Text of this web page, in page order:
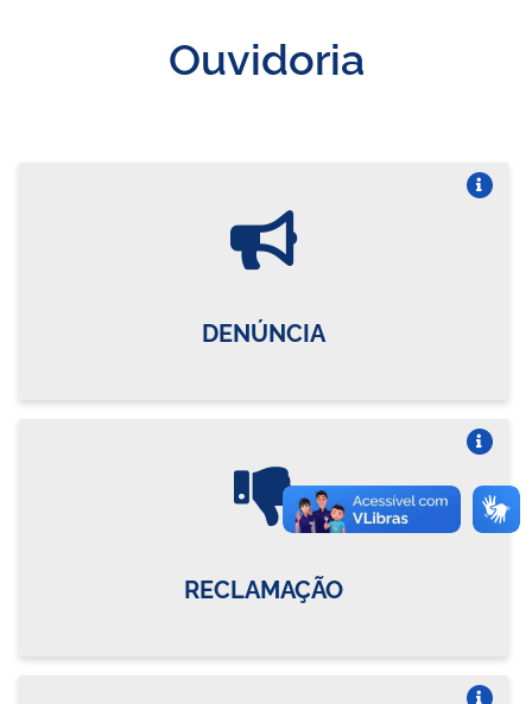
Ouvidoria
DENÚNCIA
RECLAMAÇÃO